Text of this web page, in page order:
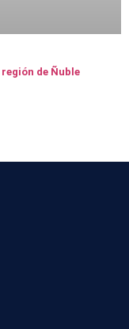
de Ñuble